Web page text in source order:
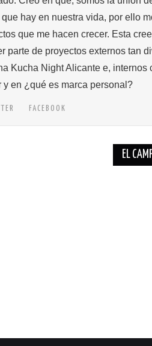
hay en nuestra vida, por ello
que me hacen crecer. Esta
parte de proyectos externos tan
Kucha Night Alicante e, internos
y en ¿qué es marca personal?
FACEBOOK
EL